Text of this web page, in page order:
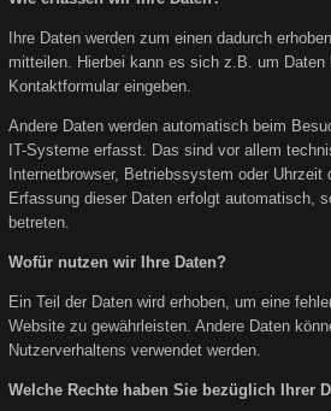
Ihre Daten werden zum einen dadurch
mitteilen. Hierbei kann es sich z.B. um Daten
Kontaktformular eingeben.
Andere Daten werden automatisch beim
IT-Systeme erfasst. Das sind vor allem
Internetbrowser, Betriebssystem oder Uhrzeit
Erfassung dieser Daten erfolgt automatisch,
betreten.
Wofür nutzen wir Ihre Daten?
Ein Teil der Daten wird erhoben, um eine
Website zu gewährleisten. Andere Daten
Nutzerverhaltens verwendet werden.
Welche Rechte haben Sie bezüglich Ihrer